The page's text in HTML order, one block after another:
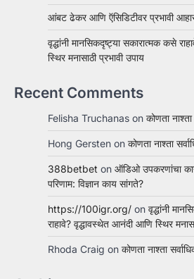
आंबट ढेकर आणि ऍसिडिटीवर प्रभावी
वृद्धांनी मानसिकदृष्ट्या सकारात्मक कसे
स्थिर मनासाठी प्रभावी उपाय
Recent Comments
Felisha Truchanas on कोणता
Hong Gersten on कोणता नाश्ता
388betbet on ऑडिओ उपकरणांचा
परिणाम: विज्ञान काय सांगते?
https://100igr.org/ on वृद्धांनी
राहावे? वृद्धावस्थेत आनंदी आणि स्थिर
Rhoda Craig on कोणता नाश्ता